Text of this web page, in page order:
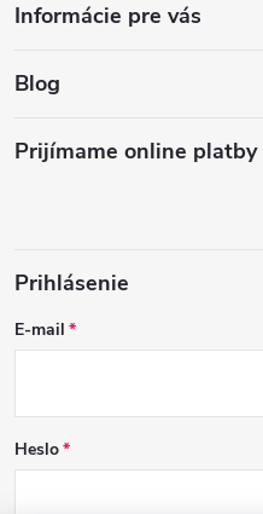
Informácie pre vás
Blog
Prijímame online platby
Prihlásenie
E-mail
Heslo